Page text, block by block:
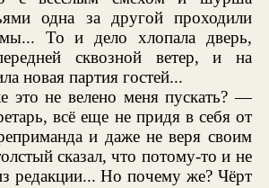
одна за другой проходили
То и дело хлопала дверь,
сквозной ветер, и на
новая партия гостей...
это не велено меня пускать? —
всё еще не придя в себя от
и даже не веря своим
сказал, что потому-то и не
редакции... Но почему же? Чёрт